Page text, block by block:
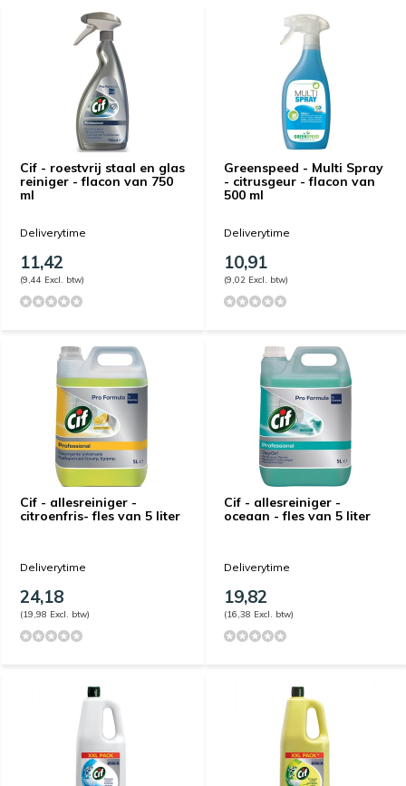
Cif - roestvrij staal en glas
reiniger - flacon van 750
ml
Deliverytime
11,42
(9,44 Excl. btw)
Greenspeed - Multi Spray
- citrusgeur - flacon van
500 ml
Deliverytime
10,91
(9,02 Excl. btw)
Cif - allesreiniger -
citroenfris- fles van 5 liter
Deliverytime
24,18
(19,98 Excl. btw)
Cif - allesreiniger -
oceaan - fles van 5 liter
Deliverytime
19,82
(16,38 Excl. btw)